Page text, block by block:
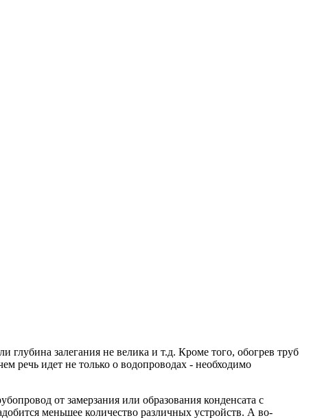
глубина залегания не велика и т.д. Кроме того, обогрев труб
речь идет не только о водопроводах - необходимо
от замерзания или образования конденсата с
меньшее количество различных устройств. А во-